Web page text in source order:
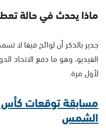
ماذا يحدث في حالة
جدير بالذكر أن لوائح فيفا لا
الفيديو، وهو ما دفع الاتحاد
لأول مرة.
الشمس